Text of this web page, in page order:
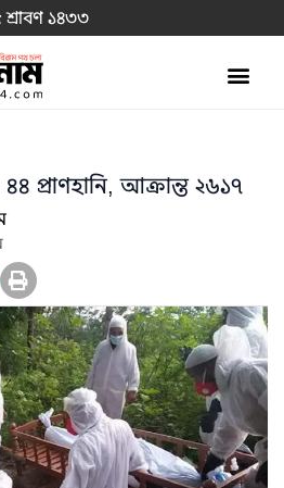
১৪৩৩
প্রাণহানি, আক্রান্ত ২৬১৭